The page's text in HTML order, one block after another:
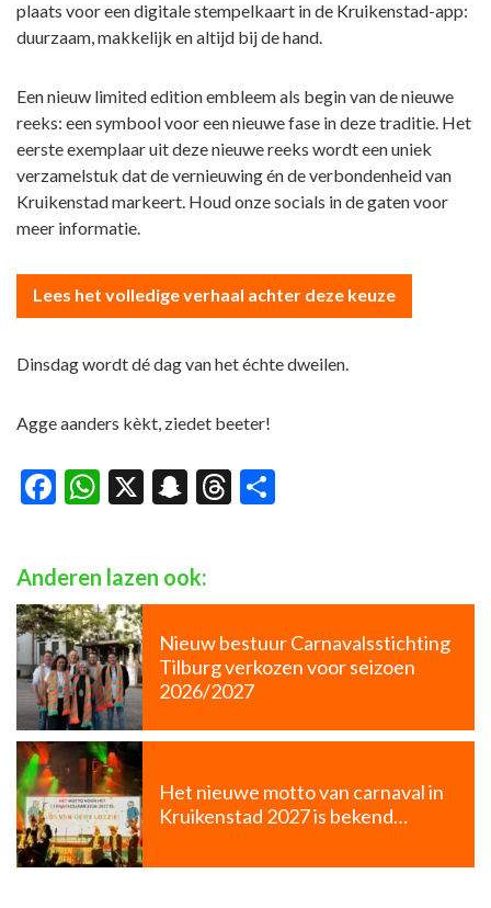
plaats voor een digitale stempelkaart in de Kruikenstad-app:
duurzaam, makkelijk en altijd bij de hand.
Een nieuw limited edition embleem als begin van de nieuwe
reeks: een symbool voor een nieuwe fase in deze traditie. Het
eerste exemplaar uit deze nieuwe reeks wordt een uniek
verzamelstuk dat de vernieuwing én de verbondenheid van
Kruikenstad markeert. Houd onze socials in de gaten voor
meer informatie.
Lees het volledige verhaal achter deze keuze
Dinsdag wordt dé dag van het échte dweilen.
Agge aanders kèkt, ziedet beeter!
Facebook
WhatsApp
X Snapchat
Threads
Anderen lazen ook:
Nieuw bestuur Carnavalsstichting
Tilburg verkozen voor seizoen
2026/2027
Het nieuwe motto van carnaval in
Kruikenstad 2027 is bekend…